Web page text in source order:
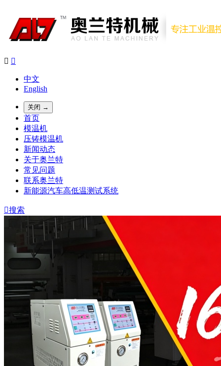
 
中文
English
关闭 →
首页
模温机
压铸模温机
新闻动态
关于奥兰特
常见问题
联系奥兰特
新能源汽车高低温测试系统
搜索